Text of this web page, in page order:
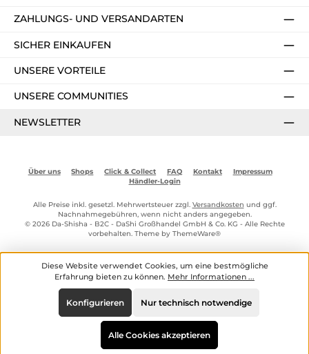
ZAHLUNGS- UND VERSANDARTEN
SICHER EINKAUFEN
UNSERE VORTEILE
UNSERE COMMUNITIES
NEWSLETTER
Über uns Shops Click & Collect FAQ Kontakt
Impressum
Händler-Login
Alle Preise inkl. gesetzl. Mehrwertsteuer zzgl. Versandkosten und ggf.
Nachnahmegebühren, wenn nicht anders angegeben.
© 2026 Da-Shisha - B2C - DaShi Großhandel GmbH & Co. KG - Alle Rechte
vorbehalten. Theme by ThemeWare®
Diese Website verwendet Cookies, um eine bestmögliche
Erfahrung bieten zu können. Mehr Informationen ...
Nur technisch notwendige
Konfigurieren
Alle Cookies akzeptieren